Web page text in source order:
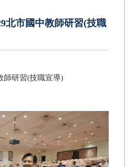
北市國中教師研習(技職
師研習(技職宣導)